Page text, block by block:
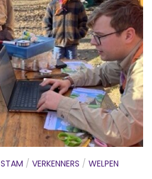
STAM / VERKENNERS / WELPEN